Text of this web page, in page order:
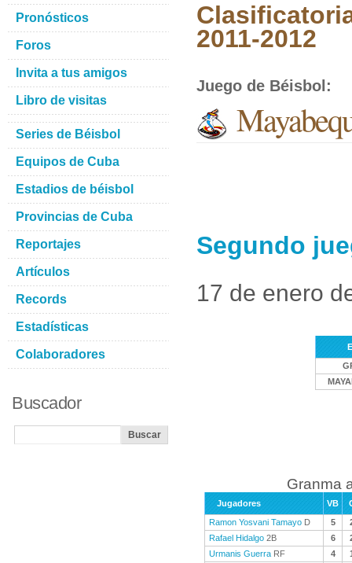
2011-2012
Juego de Béisbol :
Segundo
17 de enero
Granma
Jugadores VB
Ramon Yosvani Tamayo D 5
Rafael Hidalgo 2B 6
Urmanis Guerra RF 4
Pronósticos
Foros
Invita a tus amigos
Libro de visitas
Series de Béisbol
Equipos de Cuba
Estadios de béisbol
Provincias de Cuba
Reportajes
Artículos
Records
Estadísticas
Colaboradores
Buscador